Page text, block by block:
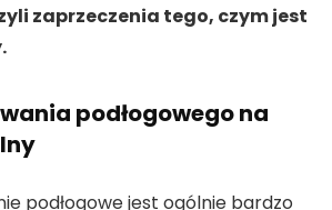
zaprzeczenia tego, czym jest
podłogowego na
podłogowe jest ogólnie bardzo